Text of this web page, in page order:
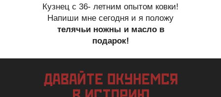
Кузнец с 36- летним опытом ковки!
Напиши мне сегодня и я положу
телячьи ножны и масло в
подарок!